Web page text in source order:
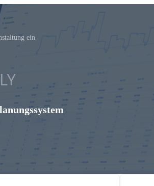
ein